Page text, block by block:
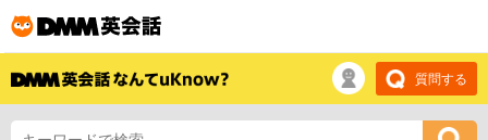
質問する